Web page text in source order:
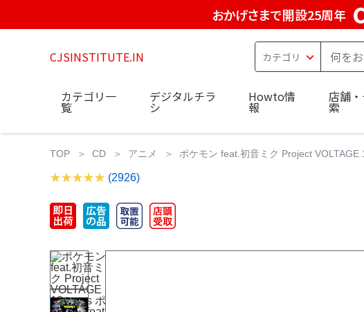
おかげさまで開設25周年
CJSINSTITUTE.IN
カテゴリ一
覧
デジタルチラ
シ
Howto情
報
店舗
索
TOP CD アニメ ポケモン feat.初音ミク Project
(2926)